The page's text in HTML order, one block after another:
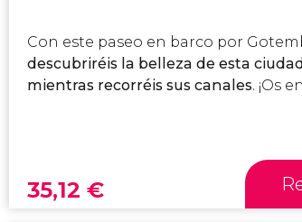
Con este paseo en barco por
descubriréis la belleza de esta
mientras recorréis sus canales. ¡Os
35,12€